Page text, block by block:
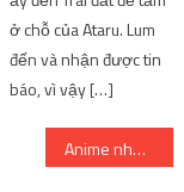
ở chỗ của Ataru. Lum
đến và nhận được tin
báo, vì vậy […]
Anime như Endo và Kobayashi Live! Tin tức mới nhất về Nữ phản diện Tsundere Lieselotte